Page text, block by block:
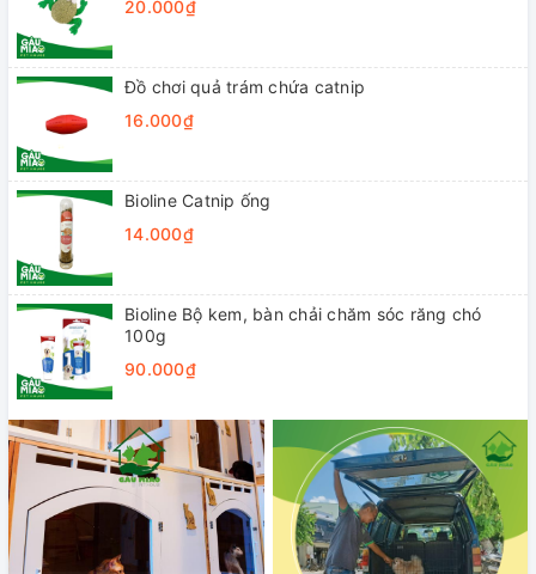
20.000₫
Đồ chơi quả trám chứa catnip
16.000₫
Bioline Catnip ống
14.000₫
Bioline Bộ kem, bàn chải chăm sóc răng chó
100g
90.000₫